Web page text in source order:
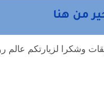
وشكرا لزيارتكم عالم